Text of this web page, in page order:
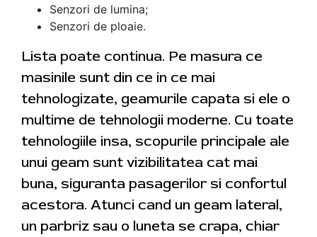
Senzori de lumina;
Senzori de ploaie.
Lista poate continua. Pe masura ce
masinile sunt din ce in ce mai
tehnologizate, geamurile capata si ele o
multime de tehnologii moderne. Cu toate
tehnologiile insa, scopurile principale ale
unui geam sunt vizibilitatea cat mai
buna, siguranta pasagerilor si confortul
acestora. Atunci cand un geam lateral,
un parbriz sau o luneta se crapa, chiar